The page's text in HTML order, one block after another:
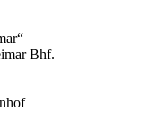
Bhf.